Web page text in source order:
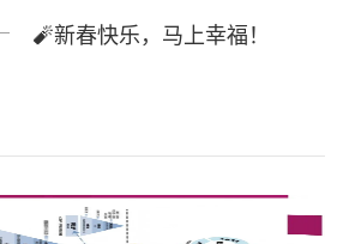
🧨新春快乐，马上幸福！